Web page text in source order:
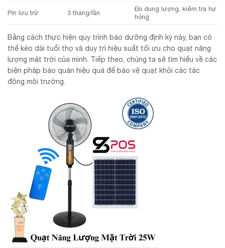
Pin lưu trữ 3 tháng/lần
Đo dung lượng, kiểm tra hư
hỏng
Bằng cách thực hiện quy trình bảo dưỡng định kỳ này, bạn có
thể kéo dài tuổi thọ và duy trì hiệu suất tối ưu cho quạt năng
lượng mặt trời của mình. Tiếp theo, chúng ta sẽ tìm hiểu về các
biện pháp bảo quản hiệu quả để bảo vệ quạt khỏi các tác
động môi trường.